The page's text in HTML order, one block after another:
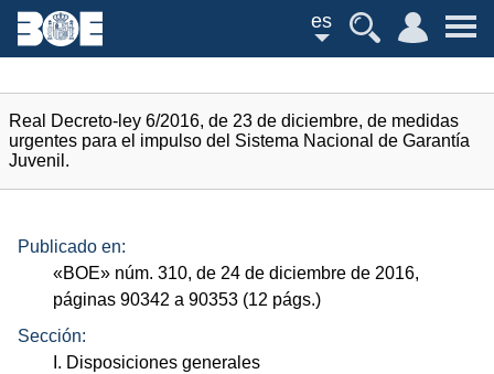
es
Real Decreto-ley 6/2016, de 23 de diciembre, de medidas
urgentes para el impulso del Sistema Nacional de Garantía
Juvenil.
Publicado en:
«BOE» núm. 310, de 24 de diciembre de 2016,
páginas 90342 a 90353 (12 págs.)
Sección:
I. Disposiciones generales